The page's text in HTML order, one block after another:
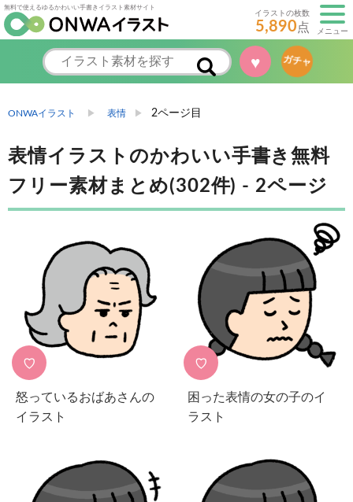
無料で使えるゆるかわいい手書きイラスト素材サイト
イラストの枚数
5,890点 メニュー
♥ ガチャ
ONWAイラスト 表情 2ページ目
表情イラストのかわいい手書き無料
フリー素材まとめ(302件) - 2ページ
♡
怒っているおばあさんの
イラスト
♡
困った表情の女の子のイ
ラスト